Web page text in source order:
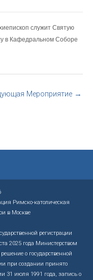
служит Святую
в Кафедральном Соборе
Мероприятие →
Римско-католическая
в Москве
регистрации
2025 года Министерством
о государственной
при создании принято
31 июля 1991 года, запись о